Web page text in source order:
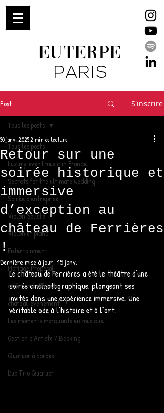
EUTERPE
PARIS
Post S'inscrire
Tous les posts
Luxury event music in France
Secrets for the ultimate wedding
Soirée d'entreprise
Violon Soliste
Violon et piano
Entertainment
Mariage Proposal
cérémonie officielle
chateau evenement
Les moments marquants en musique
Gestion d'Artiste / Booking
Quatuor à cordes
Duo Trio Quatuor
Tous les posts
Retour sur une
soirée historique et
immersive
d’exception au
château de Ferrières
!
30 janv. 20252 min de lecture
Dernière mise à jour : 15 janv.
Le château de Ferrières a été le théâtre d’une
soirée cinématographique, plongeant ses
invités dans une expérience immersive. Une
véritable ode à l’histoire et à l’art.